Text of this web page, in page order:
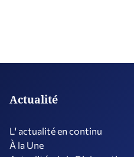
Actualité
L' actualité en continu
À la Une